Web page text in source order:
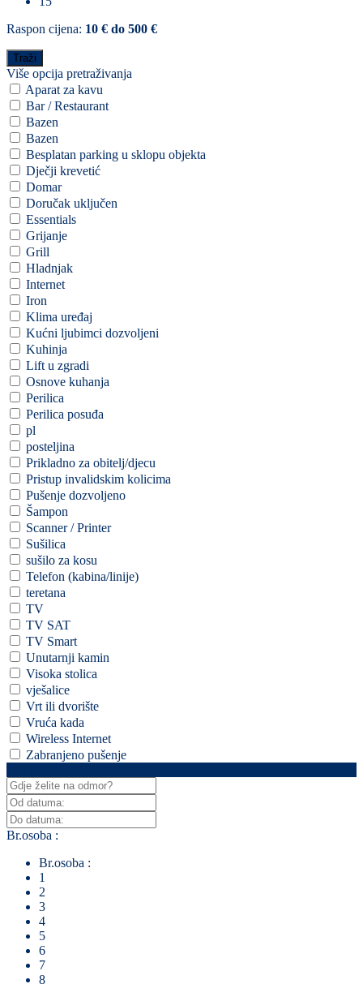
Raspon cijena: 10 € do 500 €
Više opcija pretraživanja
Aparat za kavu
Bar / Restaurant
Bazen
Bazen
Besplatan parking u sklopu objekta
Dječji krevetić
Domar
Doručak uključen
Essentials
Grijanje
Grill
Hladnjak
Internet
Iron
Klima uređaj
Kućni ljubimci dozvoljeni
Kuhinja
Lift u zgradi
Osnove kuhanja
Perilica
Perilica posuđa
pl
posteljina
Prikladno za obitelj/djecu
Pristup invalidskim kolicima
Pušenje dozvoljeno
Šampon
Scanner / Printer
Sušilica
sušilo za kosu
Telefon (kabina/linije)
teretana
TV
TV SAT
TV Smart
Unutarnji kamin
Visoka stolica
vješalice
Vrt ili dvorište
Vruća kada
Wireless Internet
Zabranjeno pušenje
Br.osoba :
Br.osoba :
1
2
3
4
5
6
7
8